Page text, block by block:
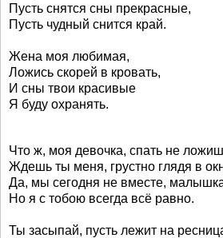
Пусть снятся сны прекрасные,
Пусть чудный снится край.
Жена моя любимая,
Ложись скорей в кровать,
И сны твои красивые
Я буду охранять.
Что ж, моя девочка, спать не
Ждешь ты меня, грустно глядя в
Да, мы сегодня не вместе,
Но я с тобою всегда всё равно.
Ты засыпай, пусть лежит на